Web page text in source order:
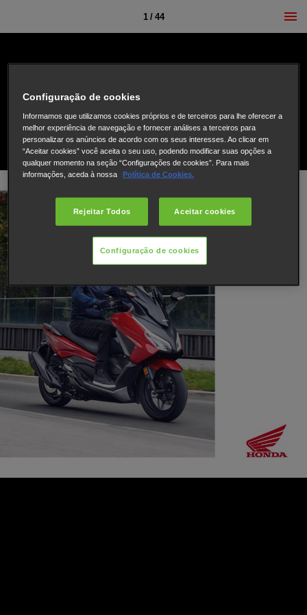
1 / 44
Configuração de cookies
Informamos que utilizamos cookies próprios e de terceiros para lhe oferecer a
melhor experiência de navegação e fornecer análises a terceiros para
personalizar os anúncios de acordo com os seus interesses. Ao clicar em
“Aceitar cookies” você aceita o seu uso, podendo modificar suas opções a
qualquer momento na seção “Configurações de cookies”. Para mais
informações, aceda à nossa
Política de Cookies.
Rejeitar Todos Aceitar cookies
Configuração de cookies